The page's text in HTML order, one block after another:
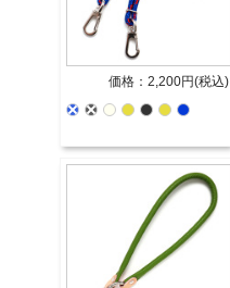
価格：2,200円(税込)